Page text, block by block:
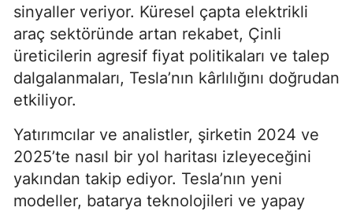
sinyaller veriyor. Küresel çapta elektrikli
araç sektöründe artan rekabet, Çinli
üreticilerin agresif fiyat politikaları ve talep
dalgalanmaları, Tesla’nın kârlılığını doğrudan
etkiliyor.
Yatırımcılar ve analistler, şirketin 2024 ve
2025’te nasıl bir yol haritası izleyeceğini
yakından takip ediyor. Tesla’nın yeni
modeller, batarya teknolojileri ve yapay